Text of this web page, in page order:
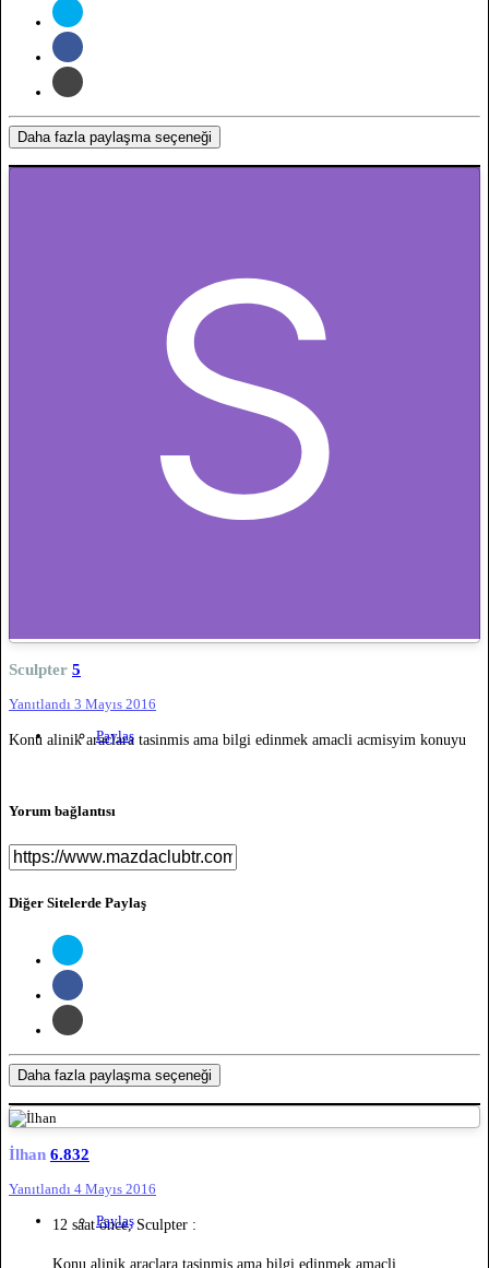
Daha fazla paylaşma seçeneği
Sculpter 5
Yanıtlandı 3 Mayıs 2016
Paylaş
Konu alinik araclara tasinmis ama bilgi edinmek amacli acmisyim konuyu
Yorum bağlantısı
Diğer Sitelerde Paylaş
Daha fazla paylaşma seçeneği
İlhan 6.832
Yanıtlandı 4 Mayıs 2016
Paylaş
12 saat önce, Sculpter :
Konu alinik araclara tasinmis ama bilgi edinmek amacli